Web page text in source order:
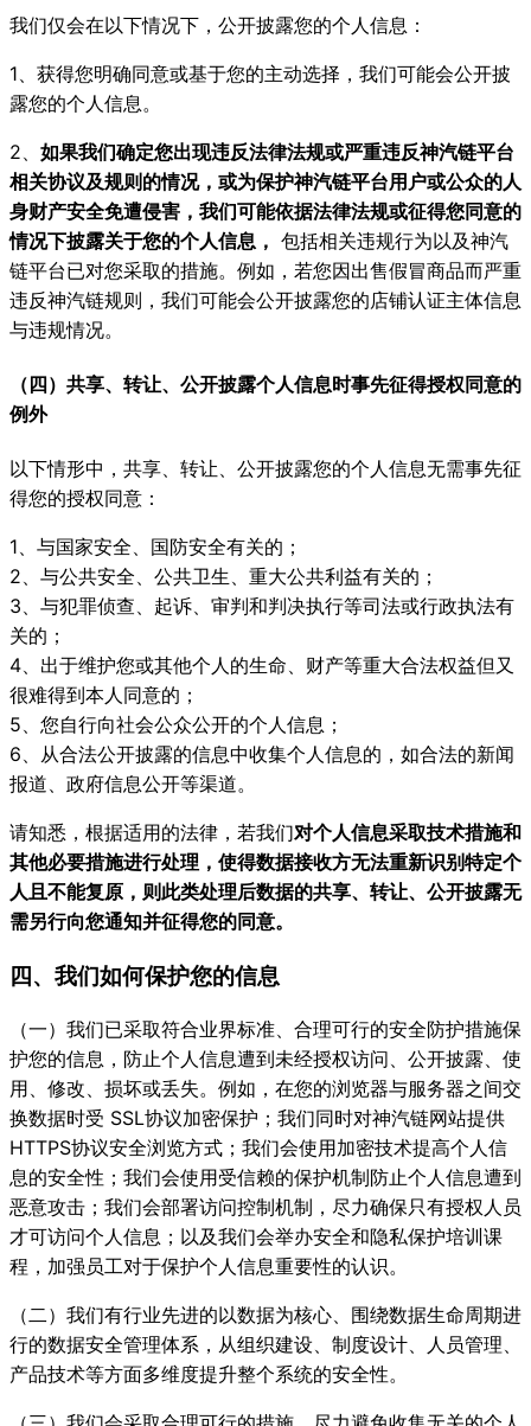
我们仅会在以下情况下，公开披露您的个人信息：
1、获得您明确同意或基于您的主动选择，我们可能会公开披
露您的个人信息。
2、 如果我们确定您出现违反法律法规或严重违反神汽链平台
相关协议及规则的情况，或为保护神汽链平台用户或公众的人
身财产安全免遭侵害，我们可能依据法律法规或征得您同意的
情况下披露关于您的个人信息， 包括相关违规行为以及神汽
链平台已对您采取的措施。例如，若您因出售假冒商品而严重
违反神汽链规则，我们可能会公开披露您的店铺认证主体信息
与违规情况。
（四）共享、转让、公开披露个人信息时事先征得授权同意的
例外
以下情形中，共享、转让、公开披露您的个人信息无需事先征
得您的授权同意：
1、与国家安全、国防安全有关的；
2、与公共安全、公共卫生、重大公共利益有关的；
3、与犯罪侦查、起诉、审判和判决执行等司法或行政执法有
关的；
4、出于维护您或其他个人的生命、财产等重大合法权益但又
很难得到本人同意的；
5、您自行向社会公众公开的个人信息；
6、从合法公开披露的信息中收集个人信息的，如合法的新闻
报道、政府信息公开等渠道。
请知悉，根据适用的法律，若我们对个人信息采取技术措施和
其他必要措施进行处理，使得数据接收方无法重新识别特定个
人且不能复原，则此类处理后数据的共享、转让、公开披露无
需另行向您通知并征得您的同意。
四、我们如何保护您的信息
（一）我们已采取符合业界标准、合理可行的安全防护措施保
护您的信息，防止个人信息遭到未经授权访问、公开披露、使
用、修改、损坏或丢失。例如，在您的浏览器与服务器之间交
换数据时受 SSL协议加密保护；我们同时对神汽链网站提供
HTTPS协议安全浏览方式；我们会使用加密技术提高个人信
息的安全性；我们会使用受信赖的保护机制防止个人信息遭到
恶意攻击；我们会部署访问控制机制，尽力确保只有授权人员
才可访问个人信息；以及我们会举办安全和隐私保护培训课
程，加强员工对于保护个人信息重要性的认识。
（二）我们有行业先进的以数据为核心、围绕数据生命周期进
行的数据安全管理体系，从组织建设、制度设计、人员管理、
产品技术等方面多维度提升整个系统的安全性。